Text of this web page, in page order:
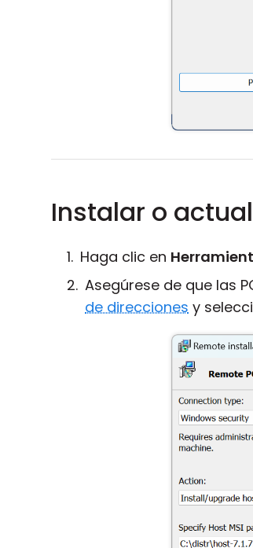
Instalar o
Haga clic en
Asegúrese de que las
de direcciones y